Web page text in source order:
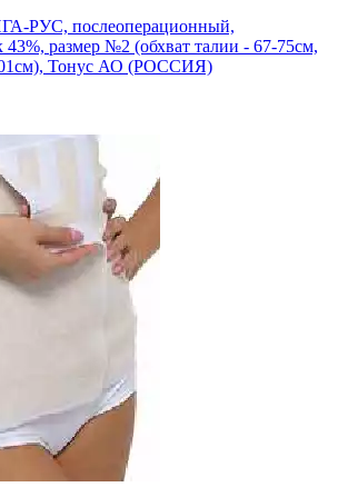
РУС, послеоперационный,
43%, размер №2 (обхват талии - 67-75см,
Тонус АО (РОССИЯ)